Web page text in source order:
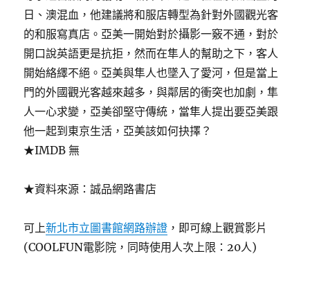
日、澳混血，他建議將和服店轉型為針對外國觀光客
的和服寫真店。亞美一開始對於攝影一竅不通，對於
開口說英語更是抗拒，然而在隼人的幫助之下，客人
開始絡繹不絕。亞美與隼人也墜入了愛河，但是當上
門的外國觀光客越來越多，與鄰居的衝突也加劇，隼
人一心求變，亞美卻堅守傳統，當隼人提出要亞美跟
他一起到東京生活，亞美該如何抉擇？
★IMDB 無
★資料來源：誠品網路書店
可上新北市立圖書館網路辦證 ，即可線上觀賞影片
(COOLFUN電影院，同時使用人次上限：20人)